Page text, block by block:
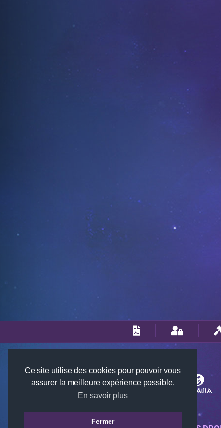
Ce site utilise des cookies pour pouvoir vous
assurer la meilleure expérience possible.
En savoir plus
Fermer